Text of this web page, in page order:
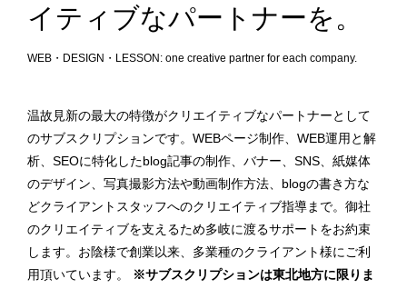
動画制作・映像制作
PHOTOGRAPH
WEB PRODUCTION
WEB制作
GRAPHIC DESIGN
グラフィックデザイン
イティブなパートナーを。
WEB・DESIGN・LESSON: one creative partner for each company.
温故見新の最大の特徴がクリエイティブなパートナーとして
のサブスクリプションです。WEBページ制作、WEB運用と解
析、SEOに特化したblog記事の制作、バナー、SNS、紙媒体
のデザイン、写真撮影方法や動画制作方法、blogの書き方な
どクライアントスタッフへのクリエイティブ指導まで。御社
のクリエイティブを支えるため多岐に渡るサポートをお約束
します。お陰様で創業以来、多業種のクライアント様にご利
用頂いています。
※サブスクリプションは東北地方に限りま